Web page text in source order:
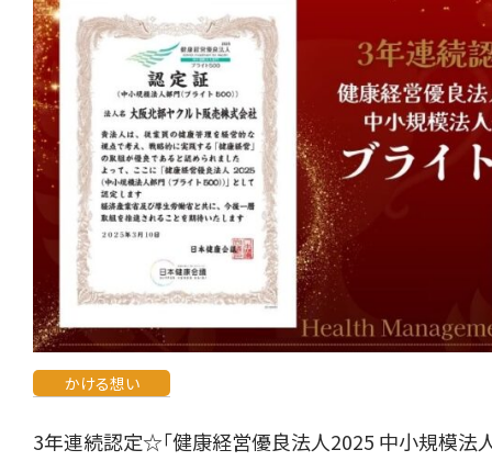
かける想い
3年連続認定☆「健康経営優良法人2025 中小規模法